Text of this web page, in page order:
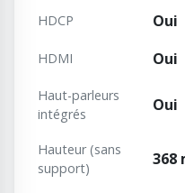
HDCP Oui
HDMI Oui
Haut-parleurs
intégrés
Oui
Hauteur (sans
support)
368